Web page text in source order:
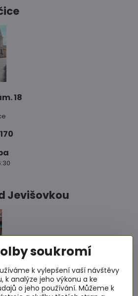
18
Jevišovkou
Jevišovkou
soukromí
k vylepšení vaší návštěvy
k analýze jeho výkonu a ke
o jeho používání. Můžeme k